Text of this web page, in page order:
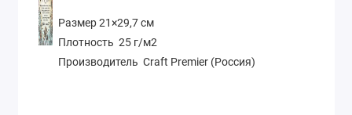
Размер 21×29,7 см
Плотность 25 г/м2
Производитель Craft Premier (Россия)